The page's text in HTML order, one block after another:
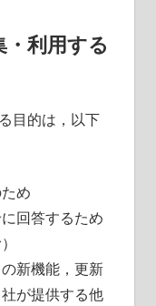
利用する
目的は，以下
め
回答するため
新機能，更新
が提供する他